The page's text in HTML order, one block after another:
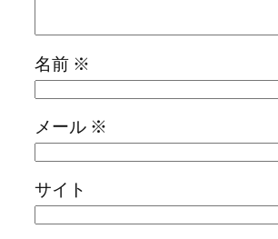
名前 ※
メール ※
サイト